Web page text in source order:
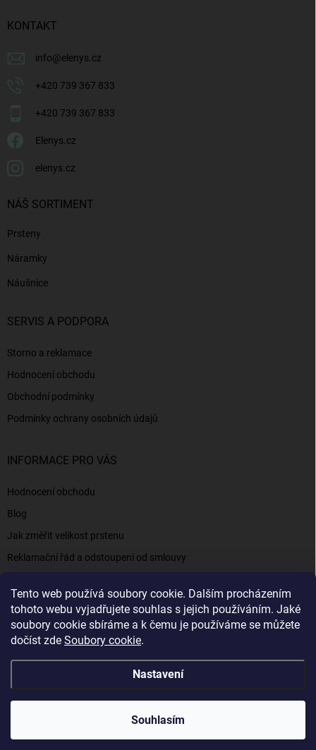
Tento web používá soubory cookie. Dalším procházením
tohoto webu vyjadřujete souhlas s jejich používáním. Jaké
soubory cookie sbíráme a k čemu je používáme se můžete
dočíst zde Soubory cookie.
Nastavení
Souhlasím
KONTAKT
info@elenys.cz
+420 739 367 833
+420 739 367 833
Elenys.cz
elenys.cz
NÁŠ SORTIMENT
Prsteny
Náramky
Náušnice
SERVIS A PODPORA
Storno a reklamace
Hodnocení obchodu
Obchodní podmínky
Podmínky ochrany osobních údajů
INFORMACE PRO VÁS
Hodnocení obchodu
Blog
Jak změřit velikost prstenu
Reklamační řád a odstoupení od smlouvy
Kontakty a informace
Elenys.cz - šperky, kterým věříte už od roku 2016
Elenys.cz . Všechna práva vyhrazena.